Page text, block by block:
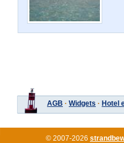
AGB · Widgets · Hotel
© 2007-2026